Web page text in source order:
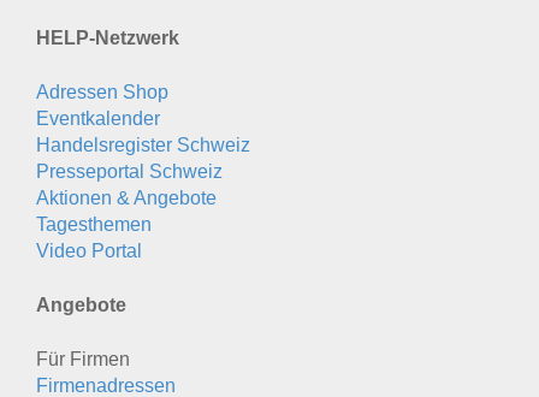
HELP-Netzwerk
Adressen Shop
Eventkalender
Handelsregister Schweiz
Presseportal Schweiz
Aktionen & Angebote
Tagesthemen
Video Portal
Angebote
Für Firmen
Firmenadressen